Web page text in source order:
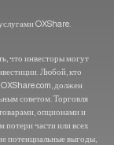
OXShare.
что инвесторы могут
Любой, кто
должен
советом. Торговля
опционами и
части или всех
потенциальные выгоды,